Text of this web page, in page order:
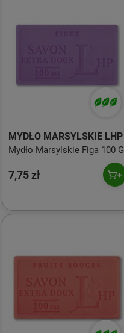
MYDŁO MARSYLSKIE LHP
Mydło Marsylskie Figa 100 G
7,75 zł